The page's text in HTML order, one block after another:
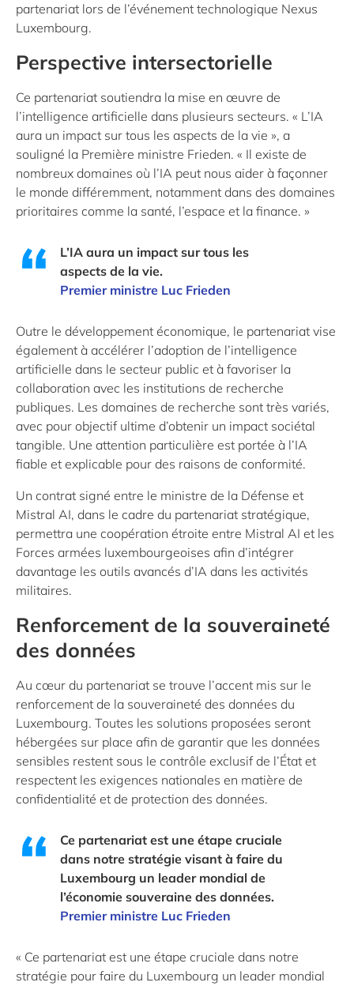
partenariat lors de l’événement technologique Nexus
Luxembourg.
Perspective intersectorielle
Ce partenariat soutiendra la mise en œuvre de
l’intelligence artificielle dans plusieurs secteurs. « L’IA
aura un impact sur tous les aspects de la vie », a
souligné la Première ministre Frieden. « Il existe de
nombreux domaines où l’IA peut nous aider à façonner
le monde différemment, notamment dans des domaines
prioritaires comme la santé, l’espace et la finance. »
L’IA aura un impact sur tous les
aspects de la vie.
Premier ministre Luc Frieden
Outre le développement économique, le partenariat vise
également à accélérer l’adoption de l’intelligence
artificielle dans le secteur public et à favoriser la
collaboration avec les institutions de recherche
publiques. Les domaines de recherche sont très variés,
avec pour objectif ultime d’obtenir un impact sociétal
tangible. Une attention particulière est portée à l’IA
fiable et explicable pour des raisons de conformité.
Un contrat signé entre le ministre de la Défense et
Mistral AI, dans le cadre du partenariat stratégique,
permettra une coopération étroite entre Mistral AI et les
Forces armées luxembourgeoises afin d’intégrer
davantage les outils avancés d’IA dans les activités
militaires.
Renforcement de la souveraineté
des données
Au cœur du partenariat se trouve l’accent mis sur le
renforcement de la souveraineté des données du
Luxembourg. Toutes les solutions proposées seront
hébergées sur place afin de garantir que les données
sensibles restent sous le contrôle exclusif de l’État et
respectent les exigences nationales en matière de
confidentialité et de protection des données.
Ce partenariat est une étape cruciale
dans notre stratégie visant à faire du
Luxembourg un leader mondial de
l’économie souveraine des données.
Premier ministre Luc Frieden
« Ce partenariat est une étape cruciale dans notre
stratégie pour faire du Luxembourg un leader mondial